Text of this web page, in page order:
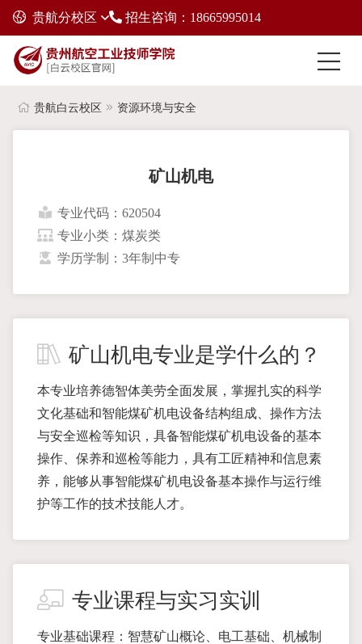
贵航分校区 招生咨询：18665995014
贵航白云校区 资源环境与安全
矿山机电
专业代码：620504
专业小类：煤炭类
学历学制：3年制中专
矿山机电专业是学什么的？
本专业培养德智体美劳全面发展，掌握扎实的科学
文化基础和智能煤矿机电设备结构组成、操作方法
与安全巡检等知识，具备智能煤矿机电设备的基本
操作、保养和巡检等能力，具有工匠精神和信息素
养，能够从事智能煤矿机电设备基本操作与运行维
护等工作的技术技能人才。
专业课程与实习实训
专业基础课程：智慧矿山概论、电工基础、机械制